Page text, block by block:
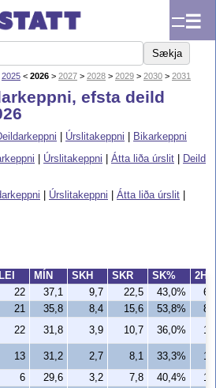
☰
Sækja
2025 < 2026 > 2027 > 2028 > 2029 > 2030 > 2031
efsta deild
Úrslitakeppni
Bikarkeppni
Úrslitakeppni Átta liða úrslit
Deild
Úrslitakeppni Átta liða úrslit
LEI MÍN SKH SKR SK%
2H
22 37,1 9,7 22,5 43,0%
21 35,8 8,4 15,6 53,8%
22 31,8 3,9 10,7 36,0%
13 31,2 2,7 8,1 33,3%
6 29,6 3,2 7,8 40,4%